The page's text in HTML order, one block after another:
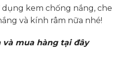
dụng kem chống nắng, che
và kính râm nữa nhé!
mua hàng tại đây